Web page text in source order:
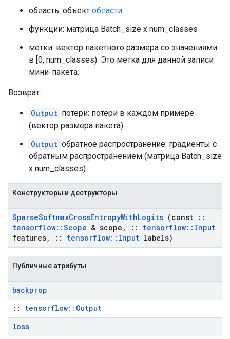
область: объект области.
функции: матрица Batch_size x num_classes
метки: вектор пакетного размера со значениями
в [0, num_classes). Это метка для данной записи
мини-пакета.
Возврат:
Output потери: потери в каждом примере
(вектор размера пакета).
Output обратное распространение: градиенты с
обратным распространением (матрица Batch_size
x num_classes).
Конструкторы и деструкторы
SparseSoftmaxCrossEntropyWithLogits (const ::
tensorflow::Scope & scope , :: tensorflow:: Input
features, :: tensorflow:: Input labels)
Публичные атрибуты
backprop
:: tensorflow::Output
loss